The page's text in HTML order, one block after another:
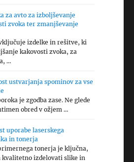
za avto za izboljševanje
zvoka ter zmanjševanje
izdelke in rešitve, ki
kakovosti zvoka, za
…
ustvarjanja spominov za vse
je zgodba zase. Ne glede
obred v ožjem …
uporabe laserskega
in tonerja
tonerja je ključna,
kvalitetno izdelovati slike in